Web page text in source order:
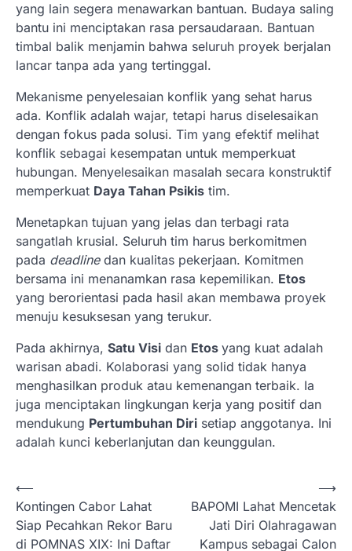
yang lain segera menawarkan bantuan. Budaya saling
bantu ini menciptakan rasa persaudaraan. Bantuan
timbal balik menjamin bahwa seluruh proyek berjalan
lancar tanpa ada yang tertinggal.
Mekanisme penyelesaian konflik yang sehat harus
ada. Konflik adalah wajar, tetapi harus diselesaikan
dengan fokus pada solusi. Tim yang efektif melihat
konflik sebagai kesempatan untuk memperkuat
hubungan. Menyelesaikan masalah secara konstruktif
memperkuat Daya Tahan Psikis tim.
Menetapkan tujuan yang jelas dan terbagi rata
sangatlah krusial. Seluruh tim harus berkomitmen
pada deadlinedan kualitas pekerjaan. Komitmen
bersama ini menanamkan rasa kepemilikan. Etos
yang berorientasi pada hasil akan membawa proyek
menuju kesuksesan yang terukur.
Pada akhirnya, Satu Visi dan Etos yang kuat adalah
warisan abadi. Kolaborasi yang solid tidak hanya
menghasilkan produk atau kemenangan terbaik. Ia
juga menciptakan lingkungan kerja yang positif dan
mendukung Pertumbuhan Diri setiap anggotanya. Ini
adalah kunci keberlanjutan dan keunggulan.
N
a
v
⟵
Kontingen Cabor Lahat
Siap Pecahkan Rekor Baru
di POMNAS XIX: Ini Daftar
BAPOMI Lahat Mencetak
Jati Diri Olahragawan
Kampus sebagai Calon
⟶